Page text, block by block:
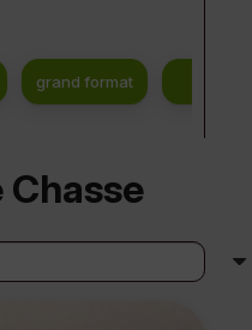
grand format
Chasse